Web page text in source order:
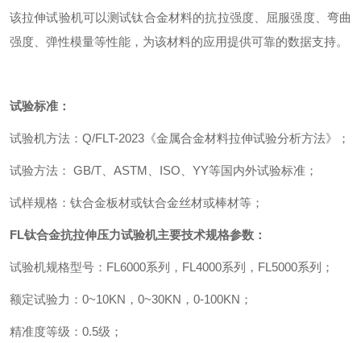
该拉伸试验机可以测试钛合金材料的抗拉强度、屈服强度、弯曲
强度、弹性模量等性能，为该材料的应用提供可靠的数据支持。
试验标准：
试验机方法 ： Q/FLT-2023 《金属合金材料拉伸试验分析方法》 ；
试验方法 ： GB/T ASTM ISO YY等国内外试验标准 ；
试样规格 ： 钛合金板材或钛合金丝材或棒材等 ；
FL钛合金抗拉伸压力试验机主要技术规格参数 ：
试验机规格型号 ： FL6000系列 ， FL4000系列 ， FL5000系列 ；
额定试验力 ： 0~10KN ， 0~30KN ， 0-100KN ；
精准度等级 ： 0.5级 ；